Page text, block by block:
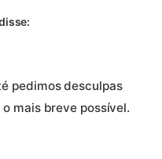
pedimos desculpas
mais breve possível.